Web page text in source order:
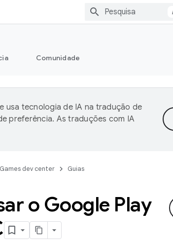
Comunidade
usa tecnologia de IA na tradução de
preferência. As traduções com IA
Games dev center Guias
o Google Play